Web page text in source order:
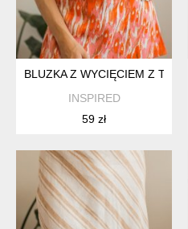
BLUZKA Z WYCIĘCIEM Z
INSPIRED
59 zł